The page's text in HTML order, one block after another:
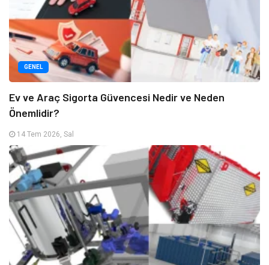
GENEL
Ev ve Araç Sigorta Güvencesi Nedir ve Neden
Önemlidir?
14 Tem 2026, Sal